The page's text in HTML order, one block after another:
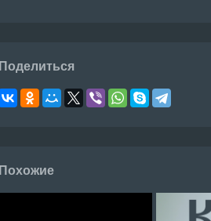
Поделиться
Похожие